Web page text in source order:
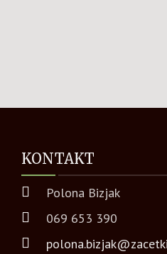
KONTAKT
Polona Bizjak
069 653 390